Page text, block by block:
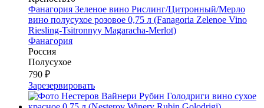
Фанагория Зеленое вино Рислинг/Цитронный/Мерло
вино полусухое розовое 0,75 л (Fanagoria Zelenoe Vino
Riesling-Tsitronnyy Magaracha-Merlot)
Фанагория
Россия
Полусухое
790 ₽
Зарезервировать